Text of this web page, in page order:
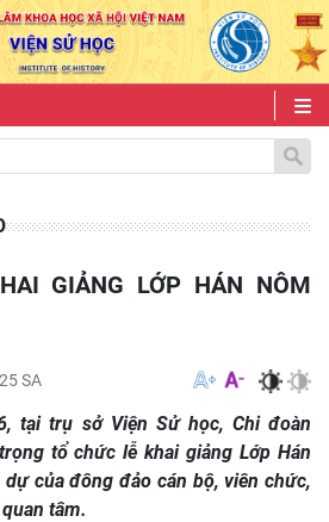
SA
tại trụ sở Viện Sử học, Chi đoàn
tổ chức lễ khai giảng Lớp Hán
của đông đảo cán bộ, viên chức,
tâm.